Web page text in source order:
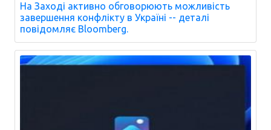
На Заході активно обговорюють можливість
завершення конфлікту в Україні -- деталі
повідомляє Bloomberg.